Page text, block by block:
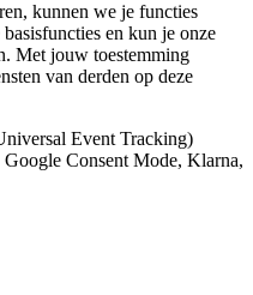
kunnen we je functies
en kun je onze
Met jouw toestemming
van derden op deze
Event Tracking)
Consent Mode, Klarna,